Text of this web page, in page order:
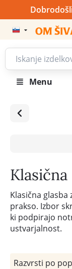
Menu
Klasična
Klasična
prakso. Izbor
ki podpirajo
ustvarjalnost.
Razvrsti po